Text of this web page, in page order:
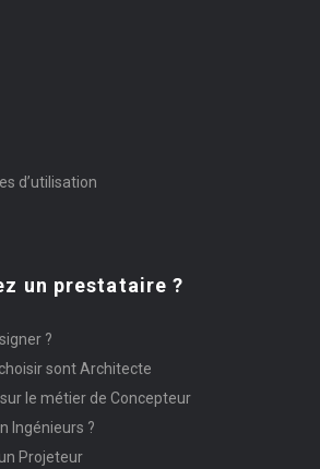
d’utilisation
un prestataire ?
?
sont Architecte
le métier de Concepteur
Ingénieurs ?
Projeteur